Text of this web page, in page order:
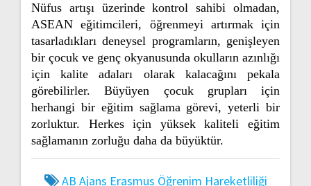
Nüfus artışı üzerinde kontrol sahibi olmadan,
ASEAN eğitimcileri, öğrenmeyi artırmak için
tasarladıkları deneysel programların, genişleyen
bir çocuk ve genç okyanusunda okulların azınlığı
için kalite adaları olarak kalacağını pekala
görebilirler. Büyüyen çocuk grupları için
herhangi bir eğitim sağlama görevi, yeterli bir
zorluktur. Herkes için yüksek kaliteli eğitim
sağlamanın zorluğu daha da büyüktür.
AB Ajans Erasmus Öğrenim Hareketliliği